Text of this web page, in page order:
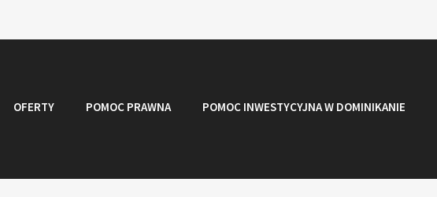
OFERTY POMOC PRAWNA POMOC INWESTYCYJNA W DOMINIKANIE